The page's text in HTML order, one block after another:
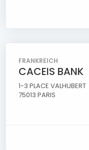
FRANKREICH
CACEIS BANK
1-3 PLACE VALHUBERT
75013 PARIS